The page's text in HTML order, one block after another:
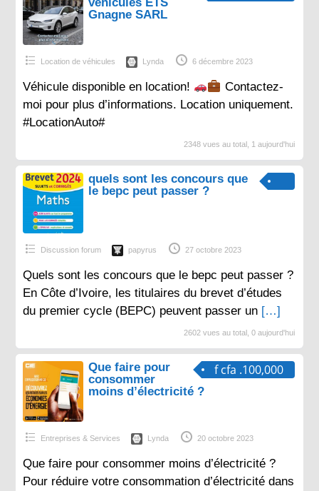
Gnagne SARL
Location de véhicules Lynda 6 décembre 2023
Véhicule disponible en location!
Contactez-
moi pour plus d’informations. Location uniquement.
#LocationAuto#
2348 vues au total, 1 aujourd'hui
quels sont les concours que
le bepc peut passer ?
Discussion forum papyrus 27 octobre 2023
Quels sont les concours que le bepc peut passer ?
En Côte d’Ivoire, les titulaires du brevet d’études
du premier cycle (BEPC) peuvent passer un […]
2602 vues au total, 0 aujourd'hui
f cfa .100,000
Que faire pour
consommer
moins d’électricité ?
Entreprises & Services Lynda 20 octobre 2023
Que faire pour consommer moins d’électricité ?
Pour réduire votre consommation d’électricité dans